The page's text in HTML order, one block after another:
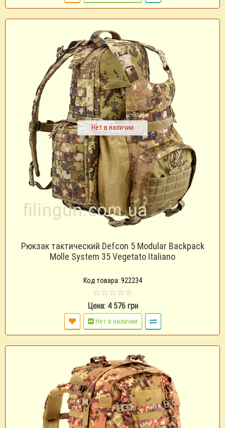
Нет в наличии
Рюкзак тактический Defcon 5 Modular Backpack
Molle System 35 Vegetato Italiano
Код товара: 922234
Цена: 4 576 грн
Нет в наличии